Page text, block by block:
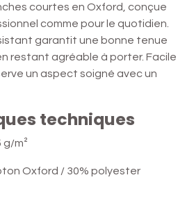
courtes en Oxford, conçue
comme pour le quotidien.
garantit une bonne tenue
restant agréable à porter. Facile
un aspect soigné avec un
techniques
g/m²
Oxford / 30% polyester